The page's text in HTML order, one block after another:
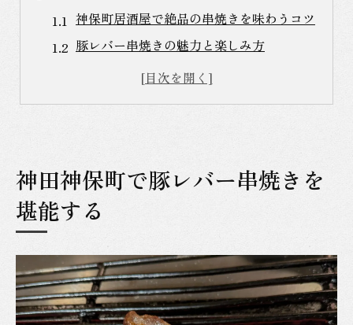
神保町居酒屋で絶品の串焼きを味わうコツ
豚レバー串焼きの魅力と楽しみ方
神田神保町の隠れた串焼きスポット
絶品！神保町の豚レバー串焼きの楽しみ方
神保町でしか味わえない串焼きの絶妙さ
神田神保町の串焼き文化を探る
串焼き初心者におすすめの神保町スポット
豚レバーの串焼きが人気の理由とは
神田神保町で豚レバー串焼きを
堪能する